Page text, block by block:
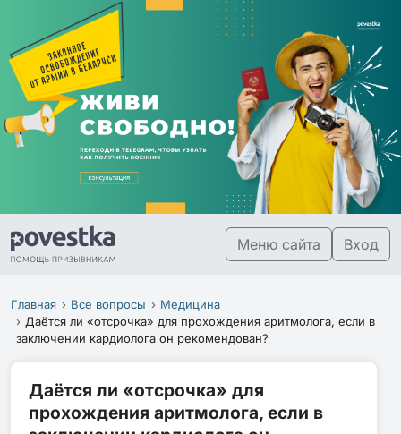
Меню сайта Вход
Главная Все вопросы
Медицина
Даётся ли «отсрочка» для прохождения аритмолога, если в
заключении кардиолога он рекомендован?
Даётся ли «отсрочка» для
прохождения аритмолога, если в